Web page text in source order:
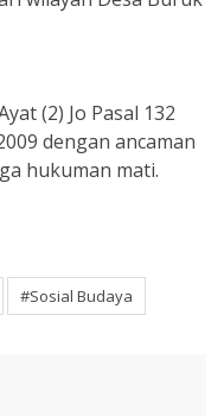
(2) Jo Pasal 132
dengan ancaman
hukuman mati.
#Sosial Budaya